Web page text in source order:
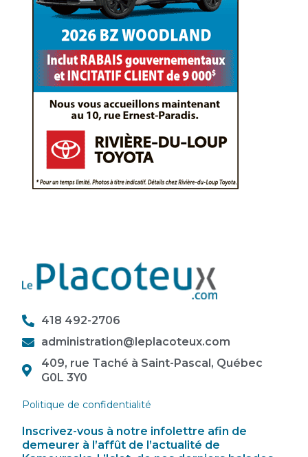
418 492-2706
administration@leplacoteux.com
409, rue Taché à Saint-Pascal, Québec
G0L 3Y0
Politique de confidentialité
Inscrivez-vous à notre infolettre afin de
demeurer à l’affût de l’actualité de